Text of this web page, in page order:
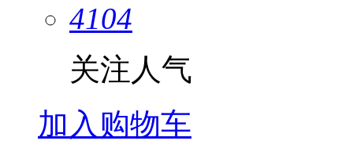
4104
关注人气
加入购物车